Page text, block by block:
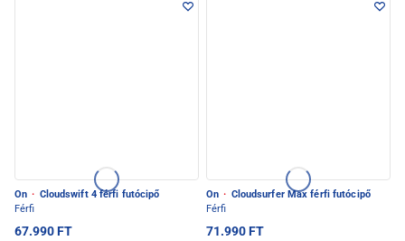
On · Cloudswift 4 férfi futócipő
Férfi
67.990 FT
On · Cloudsurfer Max férfi futócipő
Férfi
71.990 FT